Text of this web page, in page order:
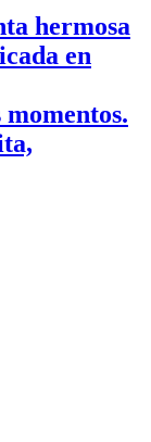
hermosa
en